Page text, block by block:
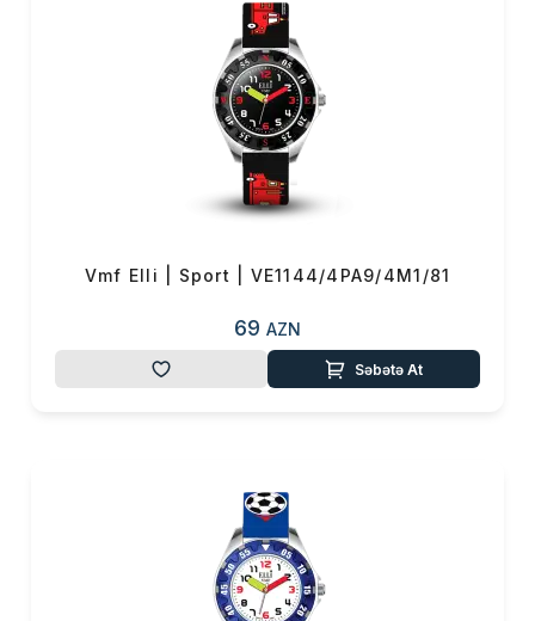
Vmf Elli | Sport | VE1144/4PA9/4M1/81
69 AZN
Səbətə At